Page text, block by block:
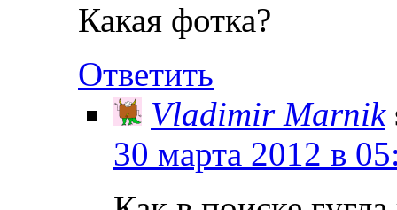
Какая фотка?
Ответить
Vladimir Marnik
30 марта 2012 в